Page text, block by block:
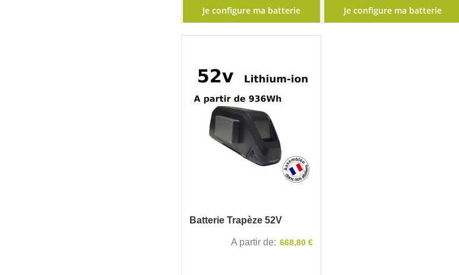
Je configure ma batterie Je configure ma batterie
Batterie Trapèze 52V
A partir de 668,80 €